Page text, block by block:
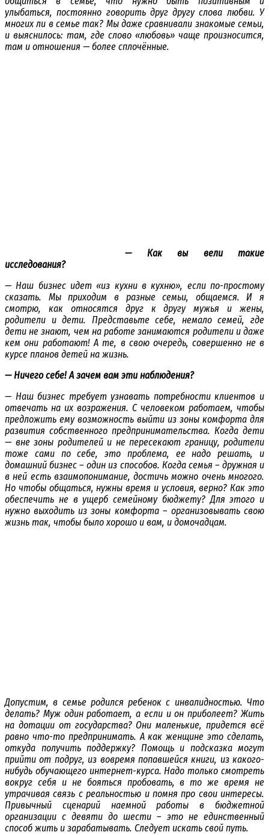
улыбаться, постоянно говорить друг другу слова любви. У
многих ли в семье так? Мы даже сравнивали знакомые семьи,
и выяснилось: там, где слово «любовь» чаще произносится,
там и отношения — более сплочённые.
— Как вы вели такие
исследования?
— Наш бизнес идет «из кухни в кухню», если по-простому
сказать. Мы приходим в разные семьи, общаемся. И я
смотрю, как относятся друг к другу мужья и жены,
родители и дети. Представьте себе, немало семей, где
дети не знают, чем на работе занимаются родители и даже
кем они работают! А те, в свою очередь, совершенно не в
курсе планов детей на жизнь.
— Ничего себе! А зачем вам эти наблюдения?
— Наш бизнес требует узнавать потребности клиентов и
отвечать на их возражения. С человеком работаем, чтобы
предложить ему возможность выйти из зоны комфорта для
развития собственного предпринимательства. Когда дети
— вне зоны родителей и не пересекают границу, родители
тоже сами по себе, это проблема, ее надо решать, и
домашний бизнес – один из способов. Когда семья – дружная и
в ней есть взаимопонимание, достичь можно очень многого.
Но чтобы общаться, нужны время и условия, верно? Как это
обеспечить не в ущерб семейному бюджету? Для этого и
нужно выходить из зоны комфорта – организовывать свою
жизнь так, чтобы было хорошо и вам, и домочадцам.
Допустим, в семье родился ребенок с инвалидностью. Что
делать? Муж один работает, а если и он приболеет? Жить
на дотации от государства? Они маленькие, придется всё
равно что-то предпринимать. А как женщине это сделать,
откуда получить поддержку? Помощь и подсказка могут
прийти от подруг, из вовремя попавшейся книги, из какого-
нибудь обучающего интернет-курса. Надо только смотреть
вокруг себя и не бояться пробовать, в то же время не
утрачивая связь с реальностью и помня про свои интересы.
Привычный сценарий наемной работы в бюджетной
организации с девяти до шести – это не единственный
способ жить и зарабатывать. Следует искать свой путь.